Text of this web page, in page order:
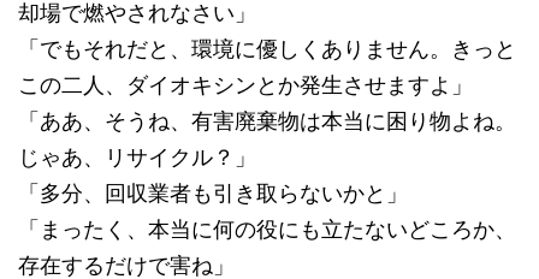
却場で燃やされなさい」
「でもそれだと、環境に優しくありません。きっと
この二人、ダイオキシンとか発生させますよ」
「ああ、そうね、有害廃棄物は本当に困り物よね。
じゃあ、リサイクル？」
「多分、回収業者も引き取らないかと」
「まったく、本当に何の役にも立たないどころか、
存在するだけで害ね」